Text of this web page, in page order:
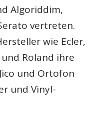
Algoriddim,
vertreten.
wie Ecler,
Roland ihre
und Ortofon
und Vinyl-